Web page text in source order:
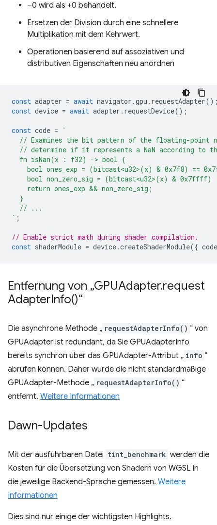
–0 wird als +0 behandelt.
Ersetzen der Division durch eine schnellere
Multiplikation mit dem Kehrwert.
Operationen basierend auf assoziativen und
distributiven Eigenschaften neu anordnen
const adapter = await navigator .gpu . requestAdapter
const device = await adapter . requestDevice();
const code =
`
// Examines the bit pattern of the floating-point
// determine if it represents a NaN according to
  fn isNan(x : f32) -> bool {
bool ones_exp = (bitcast<u32>(x) & 0x7f8) ==
bool non_zero_sig = (bitcast<u32>(x) & 0x7ffff)
    return ones_exp && non_zero_sig;
  }
  // ...
` ;
// Enable strict math during shader compilation.
const shaderModule = device.createShaderModule({ code
Entfernung von „GPUAdapter.request
AdapterInfo()“
Die asynchrone Methode „ requestAdapterInfo() “ von
GPUAdapter ist redundant, da Sie GPUAdapterInfo
bereits synchron über das GPUAdapter-Attribut „ info “
abrufen können. Daher wurde die nicht standardmäßige
GPUAdapter-Methode „ requestAdapterInfo() “
entfernt. Weitere Informationen
Dawn-Updates
Mit der ausführbaren Datei tint_benchmark werden die
Kosten für die Übersetzung von Shadern von WGSL in
die jeweilige Backend-Sprache gemessen. Weitere
Informationen
Dies sind nur einige der wichtigsten Highlights.